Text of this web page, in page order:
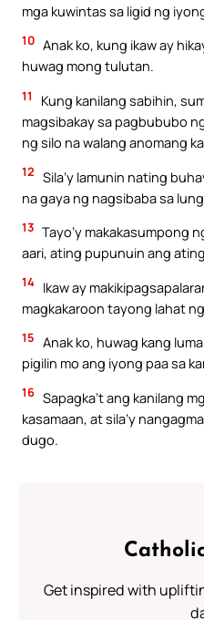
mga kuwintas sa ligid ng
10 Anak ko, kung ikaw ay
huwag mong tulutan.
11
Kung kanilang sabihin,
magsibakay sa pagbububo
ng silo na walang anomang
12 Sila’y lamunin nating
na gaya ng nagsibaba sa
13 Tayo’y makakasumpong
aari, ating pupunuin ang
14 Ikaw ay
magkakaroon tayong lahat
15 Anak ko, huwag kang
pigilin mo ang iyong paa sa
16 Sapagka’t ang kanilang
kasamaan, at sila’y
dugo.
Get inspired with